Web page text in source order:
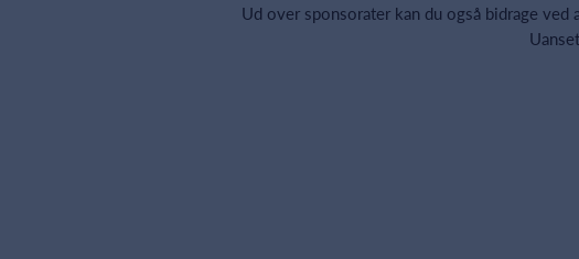
Ud over sponsorater kan du også bidrage